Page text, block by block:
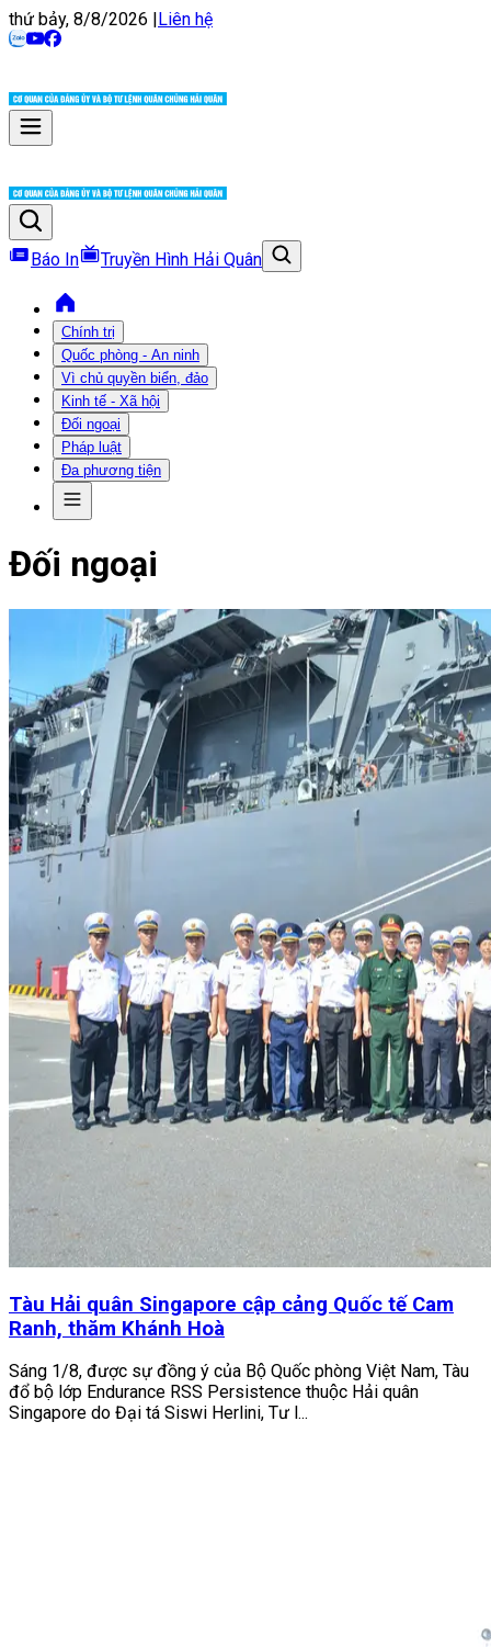
thứ bảy, 8/8/2026 |Liên hệ
Báo In Truyền Hình Hải Quân
Chính trị
Quốc phòng - An ninh
Vì chủ quyền biển, đảo
Kinh tế - Xã hội
Đối ngoại
Pháp luật
Đa phương tiện
Đối ngoại
Tàu Hải quân Singapore cập cảng Quốc tế Cam
Ranh, thăm Khánh Hoà
Sáng 1/8, được sự đồng ý của Bộ Quốc phòng Việt Nam, Tàu
đổ bộ lớp Endurance RSS Persistence thuộc Hải quân
Singapore do Đại tá Siswi Herlini, Tư l...